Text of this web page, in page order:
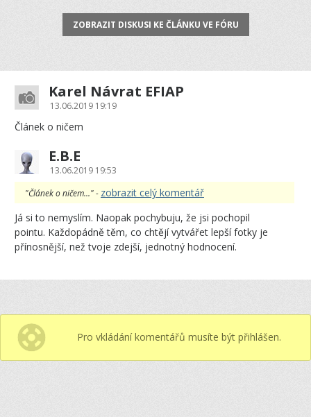
ZOBRAZIT DISKUSI KE ČLÁNKU VE FÓRU
Karel Návrat EFIAP
13.06.2019 19:19
Článek o ničem
E.B.E
13.06.2019 19:53
"Článek o ničem..." - zobrazit celý komentář
Já si to nemyslím. Naopak pochybuju, že jsi pochopil
pointu. Každopádně těm, co chtějí vytvářet lepší fotky je
přínosnější, než tvoje zdejší, jednotný hodnocení.
Pro vkládání komentářů musíte být přihlášen.